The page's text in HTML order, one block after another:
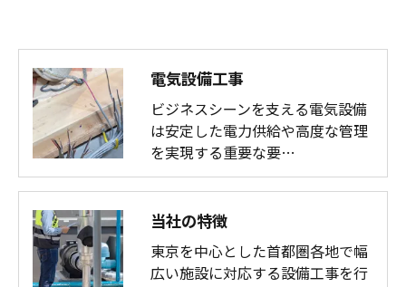
電気設備工事
ビジネスシーンを支える電気設備
は安定した電力供給や高度な管理
を実現する重要な要…
当社の特徴
東京を中心とした首都圏各地で幅
広い施設に対応する設備工事を行